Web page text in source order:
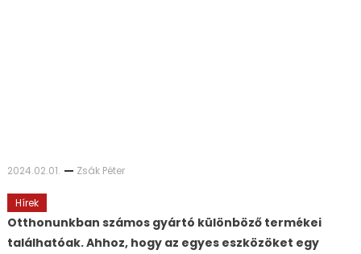
2024.02.01. Zsák Péter
Hírek
Otthonunkban számos gyártó különböző termékei
találhatóak. Ahhoz, hogy az egyes eszközöket egy